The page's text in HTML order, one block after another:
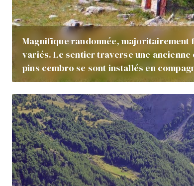
Magnifique randonnée, majoritairement
variés. Le sentier traverse une
pins cembro se sont installés en